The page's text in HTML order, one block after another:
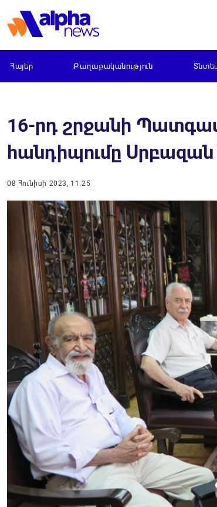
Հայեր Քաղաքականություն
16-րդ շրջանի
հանդիպումը Սրբազան
08 Հունիսի 2023, 11:25